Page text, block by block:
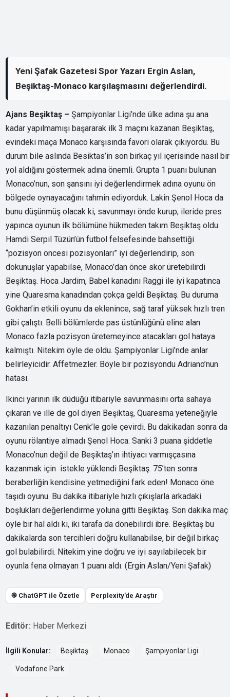
Yeni Şafak Gazetesi Spor Yazarı Ergin Aslan,
Beşiktaş-Monaco karşılaşmasını değerlendirdi.
Ajans Beşiktaş – Şampiyonlar Ligi’nde ülke adına şu ana
kadar yapılmamışı başararak ilk 3 maçını kazanan Beşiktaş,
evindeki maça Monaco karşısında favori olarak çıkıyordu. Bu
durum bile aslında Besiktas’in son birkaç yıl içerisinde nasıl bir
yol aldığını göstermek adına önemli. Grupta 1 puanı bulunan
Monaco’nun, son şansını iyi değerlendirmek adına oyunu ön
bölgede oynayacağını tahmin ediyorduk. Lakin Şenol Hoca da
bunu düşünmüş olacak ki, savunmayı önde kurup, ileride pres
yapınca oyunun ilk bölümüne hükmeden takım Beşiktaş oldu.
Hamdi Serpil Tüzün’ün futbol felsefesinde bahsettiği
“pozisyon öncesi pozisyonları” iyi değerlendirip, son
dokunuşlar yapabilse, Monaco’dan önce skor üretebilirdi
Beşiktaş. Hoca Jardim, Babel kanadını Raggi ile iyi kapatınca
yine Quaresma kanadından çokça geldi Beşiktaş. Bu duruma
Gokhan’in etkili oyunu da eklenince, sağ taraf yüksek hızlı tren
gibi çalıştı. Belli bölümlerde pas üstünlüğünü eline alan
Monaco fazla pozisyon üretemeyince atacakları gol hataya
kalmıştı. Nitekim öyle de oldu. Şampiyonlar Ligi’nde anlar
belirleyicidir. Affetmezler. Böyle bir pozisyondu Adriano’nun
hatası.
Ikinci yarının ilk düdüğü itibariyle savunmasını orta sahaya
çıkaran ve ille de gol diyen Beşiktaş, Quaresma yeteneğiyle
kazanılan penaltıyı Cenk’le gole çevirdi. Bu dakikadan sonra da
oyunu rölantiye almadı Şenol Hoca. Sanki 3 puana şiddetle
Monaco’nun değil de Beşiktaş’ın ihtiyacı varmışçasına
kazanmak için istekle yüklendi Beşiktaş. 75’ten sonra
beraberliğin kendisine yetmediğini fark eden! Monaco öne
taşıdı oyunu. Bu dakika itibariyle hızlı çıkışlarla arkadaki
boşlukları değerlendirme yoluna gitti Beşiktaş. Son dakika maç
öyle bir hal aldı ki, iki tarafa da dönebilirdi ibre. Beşiktaş bu
dakikalarda son tercihleri doğru kullanabilse, bir değil birkaç
gol bulabilirdi. Nitekim yine doğru ve iyi sayılabilecek bir
oyunla fena olmayan 1 puanı aldı. (Ergin Aslan/Yeni Şafak)
֎ ChatGPT ile Özetle Perplexity’de Araştır
Editör: Haber Merkezi
İlgili Konular: Beşiktaş Monaco Şampiyonlar Ligi
Vodafone Park